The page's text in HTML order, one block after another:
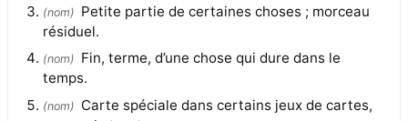
(nom) Petite partie de certaines choses ; morceau
résiduel.
(nom) Fin, terme, d’une chose qui dure dans le
temps.
(nom) Carte spéciale dans certains jeux de cartes,